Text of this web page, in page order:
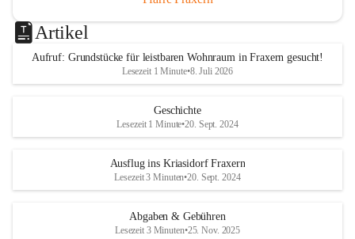
Artikel
Aufruf: Grundstücke für leistbaren Wohnraum in Fraxern gesucht!
Lesezeit 1 Minute•8. Juli 2026
Geschichte
Lesezeit 1 Minute•20. Sept. 2024
Ausflug ins Kriasidorf Fraxern
Lesezeit 3 Minuten•20. Sept. 2024
Abgaben & Gebühren
Lesezeit 3 Minuten•25. Nov. 2025